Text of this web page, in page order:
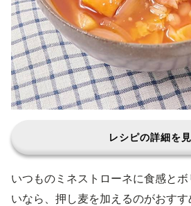
レシピの詳細を
いつものミネストローネに食感と
いなら、押し麦を加えるのがおす